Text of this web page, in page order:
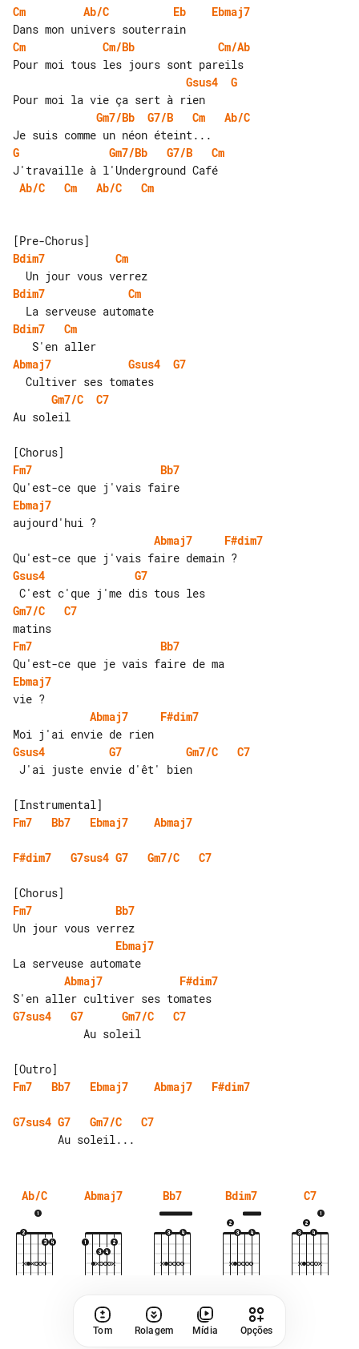
Cm
Ab/C Eb
Ebmaj7
Cm
Cm/Bb
Cm/Ab
Gsus4
G
Gm7/Bb
G7/B Cm
Ab/C
G
Gm7/Bb G7/B
Cm
Ab/C
Cm Ab/C Cm
Bdim7
Cm
Bdim7
Cm
Bdim7
Cm
Abmaj7
Gsus4
G7
Gm7/C
C7
Au soleil
Fm7
Bb7
Ebmaj7
Abmaj7
F#dim7
Gsus4
G7
Gm7/C
C7
Fm7
Bb7
Ebmaj7
Abmaj7
F#dim7
Gsus4
G7 Gm7/C
C7
Fm7
Bb7 Ebmaj7 Abmaj7
F#dim7 G7sus4 G7 Gm7/C C7
Fm7
Bb7
Ebmaj7
Abmaj7
F#dim7
G7sus4
G7 Gm7/C
C7
Fm7
Bb7 Ebmaj7 Abmaj7 F#dim7
G7sus4 G7 Gm7/C
C7
Ab/C Abmaj7 Bb7 Bdim7 C7
Tom Rolagem Mídia Opções